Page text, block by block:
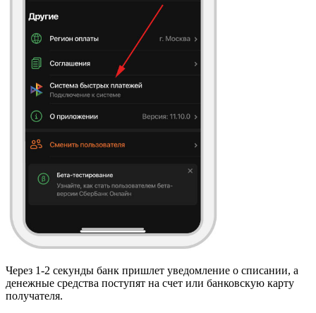
Через 1-2 секунды банк пришлет уведомление о списании, а
денежные средства поступят на счет или банковскую карту
получателя.